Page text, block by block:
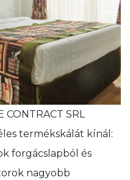
CONTRACT SRL
termékskálát kínál:
forgácslapból és
nagyobb